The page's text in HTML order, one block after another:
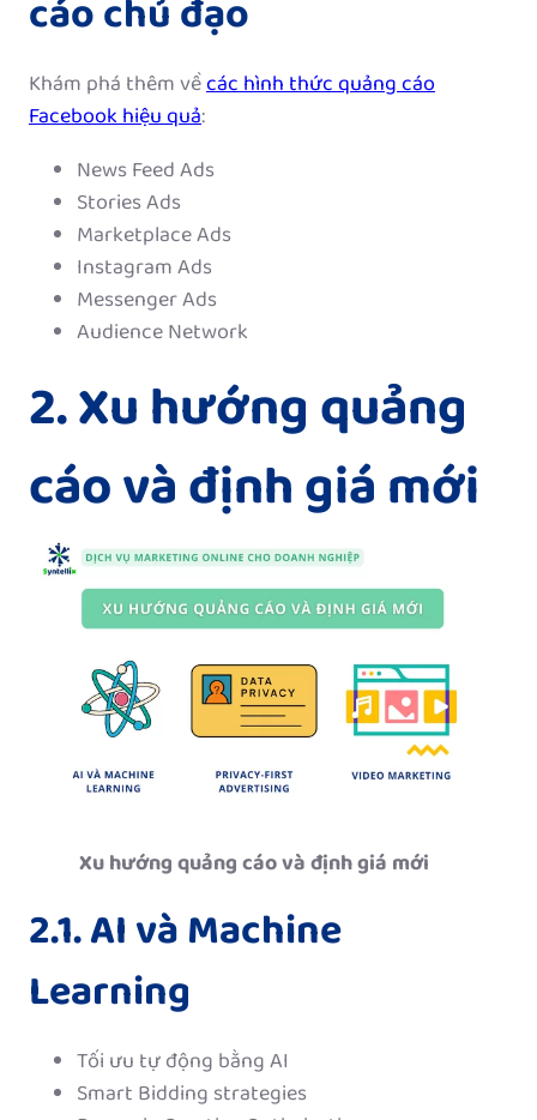
cáo chủ đạo
Khám phá thêm vềcác hình thức quảng cáo
Facebook hiệu quả:
News Feed Ads
Stories Ads
Marketplace Ads
Instagram Ads
Messenger Ads
Audience Network
2. Xu hướng quảng
cáo và định giá mới
Xu hướng quảng cáo và định giá mới
2.1. AI và Machine
Learning
Tối ưu tự động bằng AI
Smart Bidding strategies